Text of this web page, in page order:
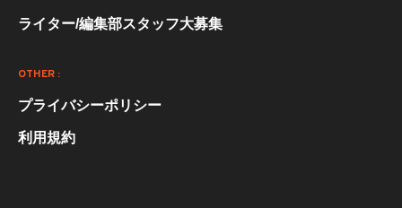
ライター/編集部スタッフ大募集
OTHER :
プライバシーポリシー
利用規約